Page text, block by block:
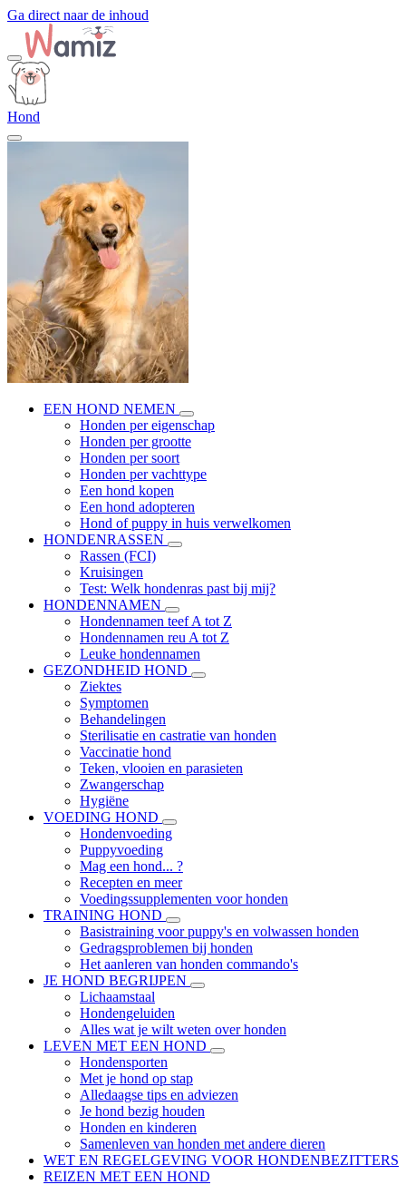
Ga direct naar de inhoud
Hond
EEN HOND NEMEN
Honden per eigenschap
Honden per grootte
Honden per soort
Honden per vachttype
Een hond kopen
Een hond adopteren
Hond of puppy in huis verwelkomen
HONDENRASSEN
Rassen (FCI)
Kruisingen
Test: Welk hondenras past bij mij?
HONDENNAMEN
Hondennamen teef A tot Z
Hondennamen reu A tot Z
Leuke hondennamen
GEZONDHEID HOND
Ziektes
Symptomen
Behandelingen
Sterilisatie en castratie van honden
Vaccinatie hond
Teken, vlooien en parasieten
Zwangerschap
Hygiëne
VOEDING HOND
Hondenvoeding
Puppyvoeding
Mag een hond... ?
Recepten en meer
Voedingssupplementen voor honden
TRAINING HOND
Basistraining voor puppy's en volwassen honden
Gedragsproblemen bij honden
Het aanleren van honden commando's
JE HOND BEGRIJPEN
Lichaamstaal
Hondengeluiden
Alles wat je wilt weten over honden
LEVEN MET EEN HOND
Hondensporten
Met je hond op stap
Alledaagse tips en adviezen
Je hond bezig houden
Honden en kinderen
Samenleven van honden met andere dieren
WET EN REGELGEVING VOOR HONDENBEZITTERS
REIZEN MET EEN HOND